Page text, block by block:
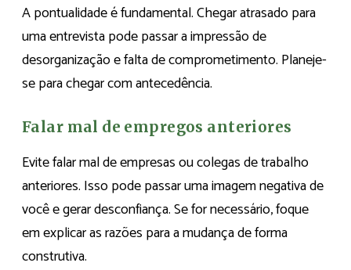
A pontualidade é fundamental. Chegar atrasado para
uma entrevista pode passar a impressão de
desorganização e falta de comprometimento. Planeje-
se para chegar com antecedência.
Falar mal de empregos anteriores
Evite falar mal de empresas ou colegas de trabalho
anteriores. Isso pode passar uma imagem negativa de
você e gerar desconfiança. Se for necessário, foque
em explicar as razões para a mudança de forma
construtiva.